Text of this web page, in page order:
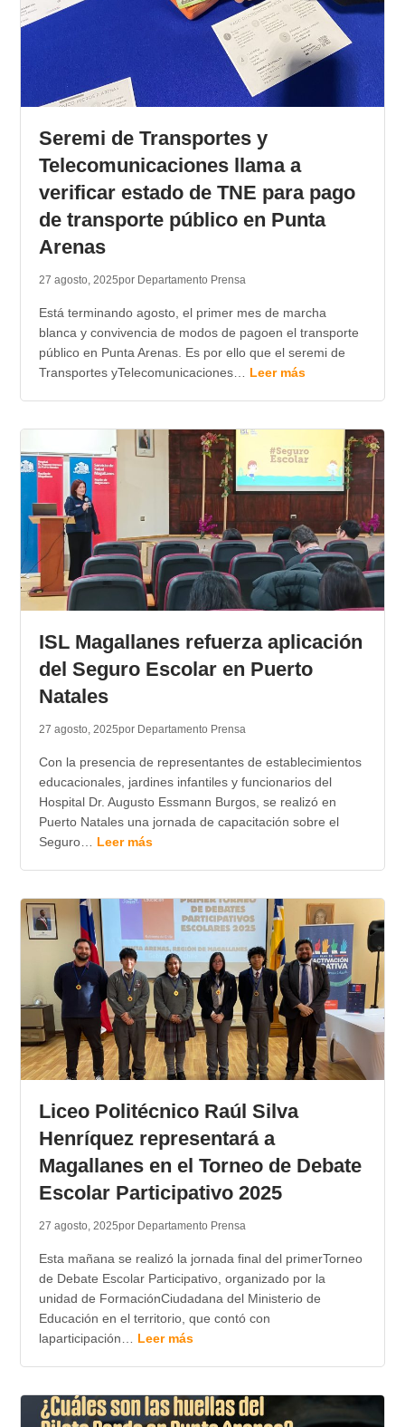
Seremi de Transportes y
Telecomunicaciones llama a
verificar estado de TNE para pago
de transporte público en Punta
Arenas
27 agosto, 2025por Departamento Prensa
Está terminando agosto, el primer mes de marcha
blanca y convivencia de modos de pagoen el transporte
público en Punta Arenas. Es por ello que el seremi de
Transportes yTelecomunicaciones… Leer más
ISL Magallanes refuerza aplicación
del Seguro Escolar en Puerto
Natales
27 agosto, 2025por Departamento Prensa
Con la presencia de representantes de establecimientos
educacionales, jardines infantiles y funcionarios del
Hospital Dr. Augusto Essmann Burgos, se realizó en
Puerto Natales una jornada de capacitación sobre el
Seguro… Leer más
Liceo Politécnico Raúl Silva
Henríquez representará a
Magallanes en el Torneo de Debate
Escolar Participativo 2025
27 agosto, 2025por Departamento Prensa
Esta mañana se realizó la jornada final del primerTorneo
de Debate Escolar Participativo, organizado por la
unidad de FormaciónCiudadana del Ministerio de
Educación en el territorio, que contó con
laparticipación… Leer más